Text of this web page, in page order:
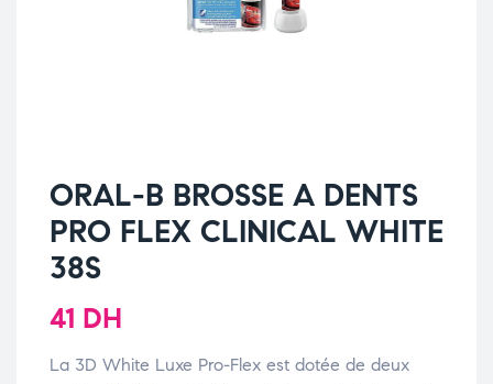
ORAL-B BROSSE A DENTS
PRO FLEX CLINICAL WHITE
38S
41 DH
La 3D White Luxe Pro-Flex est dotée de deux